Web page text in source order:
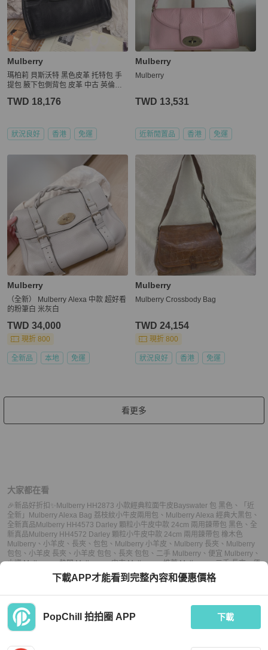
Mulberry
瑪柏莉 貝斯沃特 黑色皮革 托特包 手
提包 腋下包側背包 皮革 中古 英倫風
ag
TWD 18,176
狀況良好 香港 免運
Mulberry
Mulberry
TWD 13,531
近新閒置品 香港 免運
Mulberry
（全新） Mulberry Alexa 中款 超好看
的粉筆白 米灰白
TWD 34,000
現折 800
全新品 本地 免運
Mulberry
Mulberry Crossbody Bag
TWD 24,154
現折 800
狀況良好 香港 免運
看更多
大家都在看
🎉新品好折扣✨Mulberry HH2873 小款經典粒面牛皮Bayswater 包 黑色 、
「近
全新」Mulberry Alexa Bag 荔枝紋小牛皮兩用包 、 Mulberry Alexa 經典大黒包 、
全新真品Mulberry HH4573 Darley 顆粒小牛皮中款 24cm 兩用鍊帶包 黑色 、 全
新真品Mulberry HH4572 Darley 顆粒小牛皮中款 24cm 兩用鍊帶包 橡木色
Mulberry 、 小羊皮 、 長夾 、 包包 、 Mulberry 小羊皮 、 Mulberry 長夾 、 Mulberry
包包 、 小羊皮 長夾 、 小羊皮 包包 、 長夾 包包 、 二手 Mulberry 、 便宜 Mulberry 、
小資 Mulberry、熱門 Mulberry、中古 Mulberry、推薦 Mulberry、二手 長夾、便
小資 長夾、熱門 長夾、中古 長夾、 推薦 長夾、二手 包包
、 熱門 包包 、中古 包包、推薦 包包
下載APP才能看到完整內容和優惠價格
PopChill 拍拍圈 APP 下載